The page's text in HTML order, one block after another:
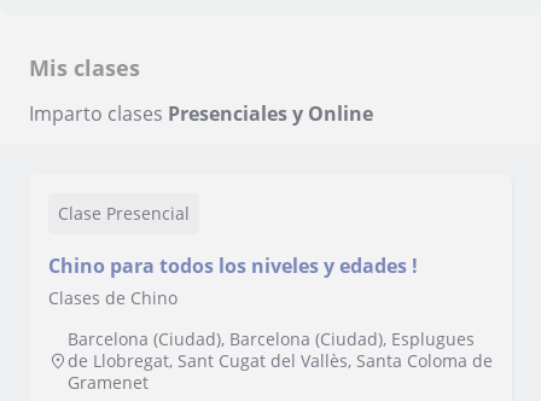
Mis clases
Imparto clases Presenciales y Online
Clase Presencial
Chino para todos los niveles y edades !
Clases de Chino
Barcelona (Ciudad), Barcelona (Ciudad), Esplugues
de Llobregat, Sant Cugat del Vallès, Santa Coloma de
Gramenet